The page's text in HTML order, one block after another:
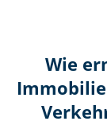
Wie